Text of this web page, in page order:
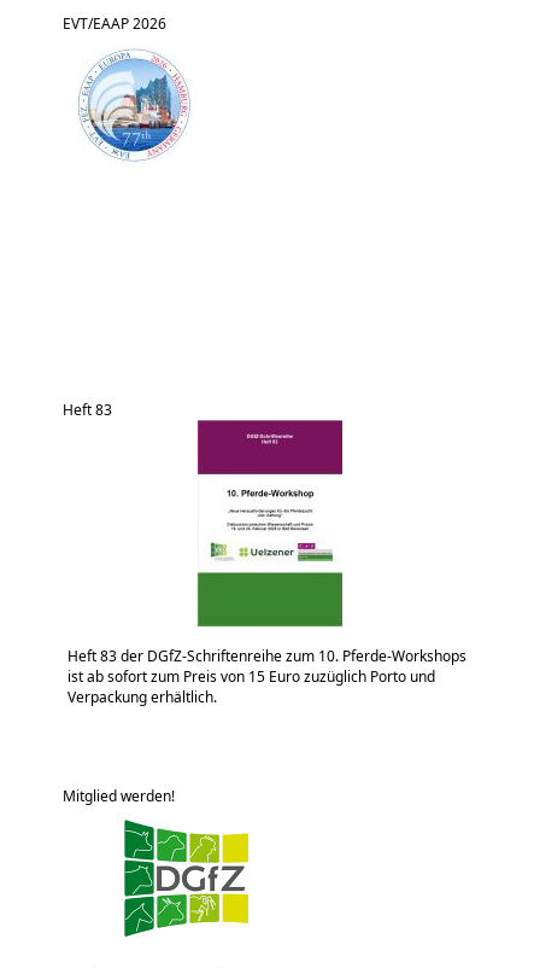
EVT/EAAP 2026
Heft 83
Heft 83 der DGfZ-Schriftenreihe zum 10. Pferde-Workshops
ist ab sofort zum Preis von 15 Euro zuzüglich Porto und
Verpackung erhältlich.
Mitglied werden!